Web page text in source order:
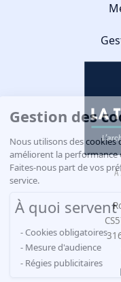
Gestion des
Nous utilisons des
améliorent la
Faites-nous part de vos
service.
À quoi
Cookies obligatoires
Mesure d'audience
Régies publicitaires